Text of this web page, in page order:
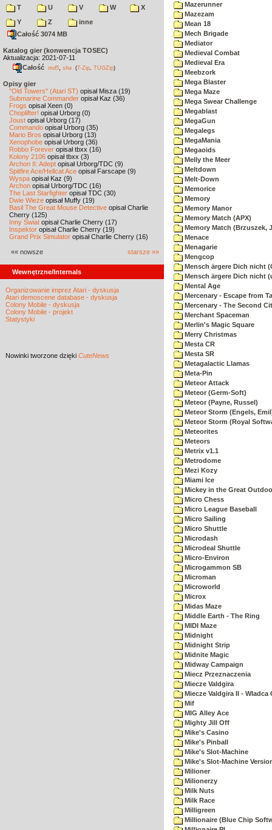
T
U V W
X
Y
Z
inne
Całość 3074 MB
Katalog gier (konwencja TOSEC)
Aktualizacja: 2021-07-11
Całość md5 sha (7-Zip TUGZip)
Opisy gier
"Old Towers" (Atari ST) opisał Misza (19)
Submarine Commander opisał Kaz (36)
Frogs opisał Xeen (0)
Choplifter! opisał Urborg (0)
Joust opisał Urborg (17)
Commando opisał Urborg (35)
Mario Bros opisał Urborg (13)
Xenophobe opisał Urborg (36)
Robbo Forever opisał tbxx (16)
Kolony 2106 opisał tbxx (3)
Archon II: Adept opisał Urborg/TDC (9)
Spitfire Ace/Hellcat Ace opisał Farscape (9)
Wyspa opisał Kaz (9)
Archon opisał Urborg/TDC (16)
The Last Starfighter opisał TDC (30)
Dwie Wieże opisał Muffy (19)
Basil The Great Mouse Detective opisał Charlie
Cherry (125)
Inny Świat opisał Charlie Cherry (17)
Inspektor opisał Charlie Cherry (19)
Grand Prix Simulator opisał Charlie Cherry (16)
«« nowsze starsze »»
Wewnętrzne/Internals
Organizowanie imprez Atari - dyskusja
Atari demoscene database - dyskusja
Colony Mobile - dyskusja
Colony Mobile - projekt
Statystyki
Nowinki tworzone dzięki CuteNews
Mazerunner
Mazezam
Mean 18
Mech Brigade
Mediator
Medieval Combat
Medieval Era
Meebzork
Mega Blaster
Mega Maze
Mega Swear Challenge
Megablast
MegaGun
Megalegs
MegaMania
Megaoids
Melly the Meer
Meltdown
Melt-Down
Memorice
Memory
Memory Manor
Memory Match (APX)
Memory Match (Brzuszek,
Menace
Menagarie
Mengcop
Mensch ärgere Dich nicht
Mensch ärgere Dich nicht
Mental Age
Mercenary - Escape from
Mercenary - The Second
Merchant Spaceman
Merlin's Magic Square
Merry Christmas
Mesta CR
Mesta SR
Metagalactic Llamas
Meta-Pin
Meteor Attack
Meteor (Germ-Soft)
Meteor (Payne, Russel)
Meteor Storm (Engels,
Meteor Storm (Royal
Meteorites
Meteors
Metrix v1.1
Metrodome
Mezi Kozy
Miami Ice
Mickey in the Great
Micro Chess
Micro League Baseball
Micro Sailing
Micro Shuttle
Microdash
Microdeal Shuttle
Micro-Environ
Microgammon SB
Microman
Microworld
Microx
Midas Maze
Middle Earth - The Ring
MIDI Maze
Midnight
Midnight Strip
Midnite Magic
Midway Campaign
Miecz Przeznaczenia
Miecze Valdgira
Miecze Valdgira II - Wladca
Mif
MIG Alley Ace
Mighty Jill Off
Mike's Casino
Mike's Pinball
Mike's Slot-Machine
Mike's Slot-Machine
Milioner
Milionerzy
Milk Nuts
Milk Race
Milligreen
Millionaire (Blue Chip